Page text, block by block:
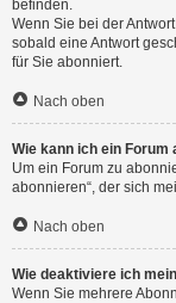
befinden.
Wenn Sie bei der
sobald eine Antwort
für Sie abonniert.
Nach oben
Wie kann ich ein Forum
Um ein Forum zu
abonnieren“, der sich
Nach oben
Wie deaktiviere ich
Wenn Sie mehrere